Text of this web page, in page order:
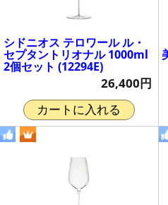
シドニオス テロワール ル・
セプタントリオナル 1000ml
2個セット (12294E)
26,400円
カートに入れる